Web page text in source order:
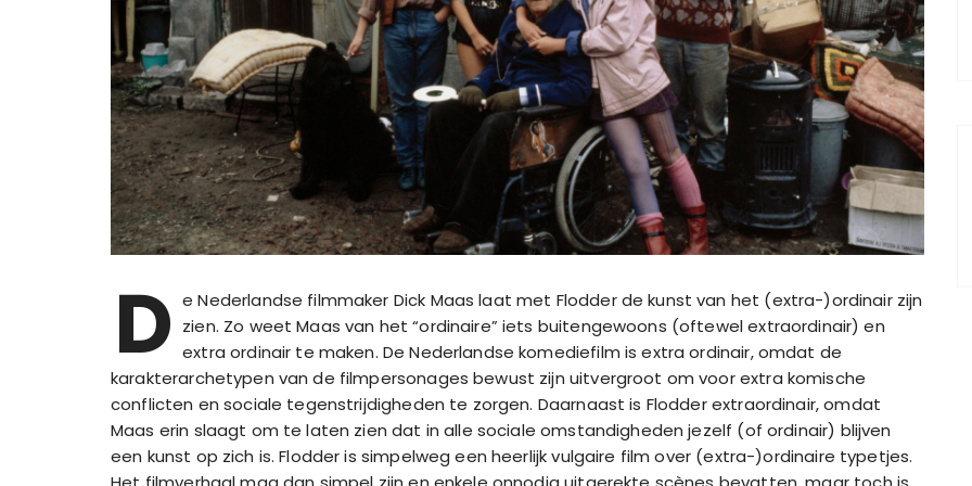
D e Nederlandse filmmaker Dick Maas laat met Flodder de kunst van het (extra-)ordinair zijn
zien. Zo weet Maas van het “ordinaire” iets buitengewoons (oftewel extraordinair) en
extra ordinair te maken. De Nederlandse komediefilm is extra ordinair, omdat de
karakterarchetypen van de filmpersonages bewust zijn uitvergroot om voor extra komische
conflicten en sociale tegenstrijdigheden te zorgen. Daarnaast is Flodder extraordinair, omdat
Maas erin slaagt om te laten zien dat in alle sociale omstandigheden jezelf (of ordinair) blijven
een kunst op zich is. Flodder is simpelweg een heerlijk vulgaire film over (extra-)ordinaire typetjes.